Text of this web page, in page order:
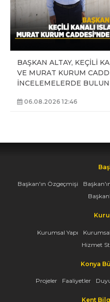
BAŞKAN ALTAY, KEÇİLİ
VE MURAT KURUM
İNCELEMELERDE
06.08.2026 12:46
Başkan'ın Özgeçmişi
Kurumsal Yapı
Hizmet
Konya
Projeler Faaliyetler
Kent